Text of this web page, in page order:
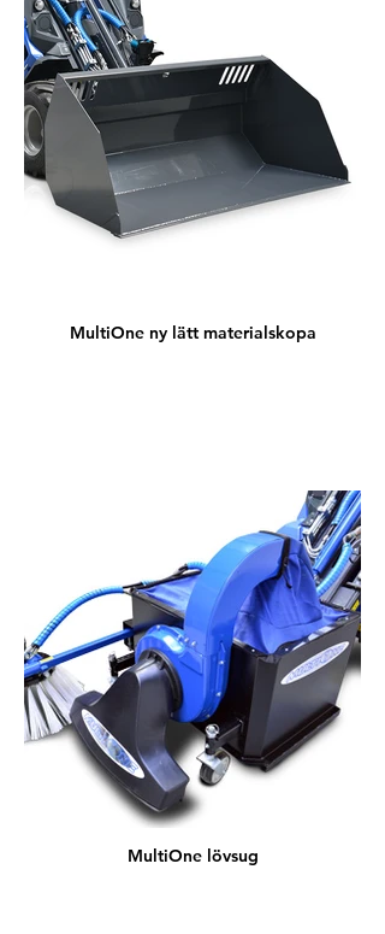
MultiOne ny lätt materialskopa
MultiOne lövsug